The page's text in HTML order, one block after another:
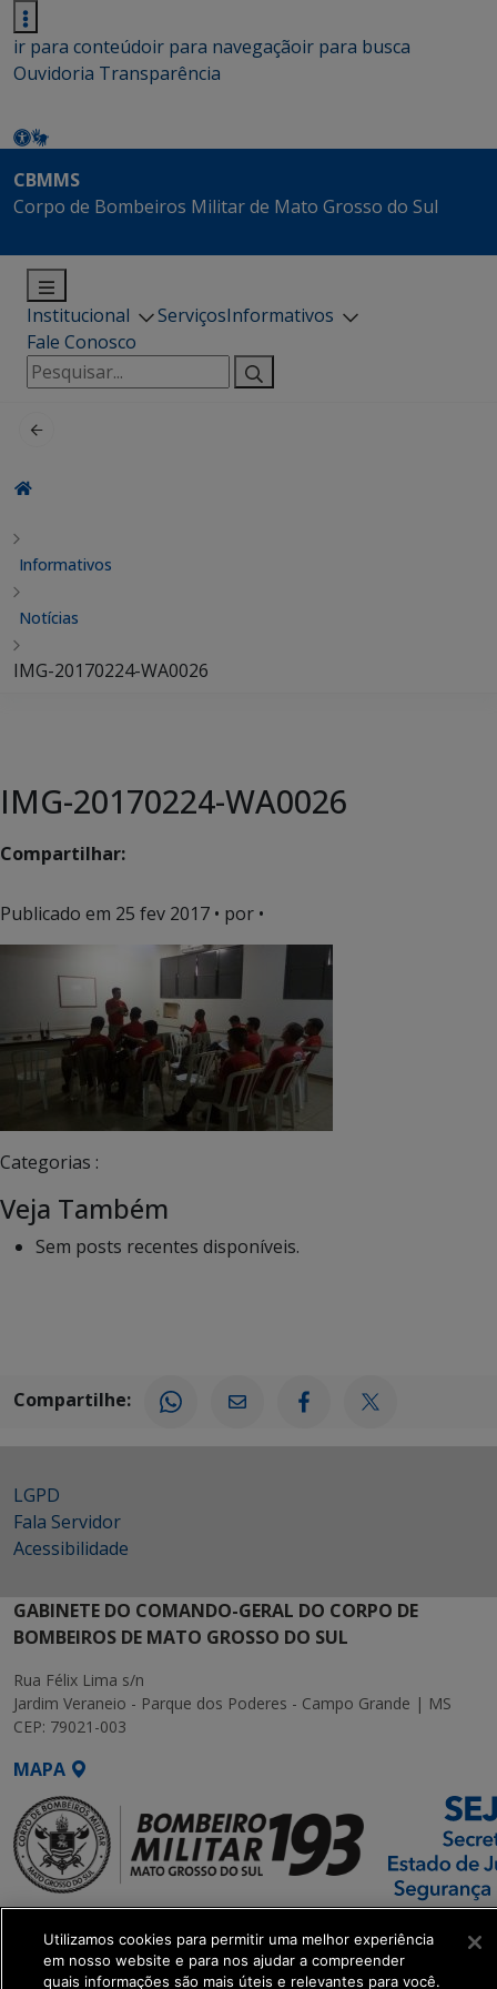
ir para conteúdoir para navegaçãoir para busca
Ouvidoria Transparência
CBMMS
Corpo de Bombeiros Militar de Mato Grosso do Sul
Institucional ServiçosInformativos
Fale Conosco
Pesquisar
por:
Informativos
Notícias
IMG-20170224-WA0026
IMG-20170224-WA0026
Compartilhar:
Publicado em 25 fev 2017 • por •
Categorias :
Veja Também
Sem posts recentes disponíveis.
Compartilhe:
LGPD
Fala Servidor
Acessibilidade
GABINETE DO COMANDO-GERAL DO CORPO DE
BOMBEIROS DE MATO GROSSO DO SUL
Rua Félix Lima s/n
Jardim Veraneio - Parque dos Poderes - Campo Grande | MS
CEP: 79021-003
MAPA
SETDIG | Secretaria-
Executiva de
Transformação Digital
Utilizamos cookies para permitir uma melhor experiência
em nosso website e para nos ajudar a compreender
quais informações são mais úteis e relevantes para você.